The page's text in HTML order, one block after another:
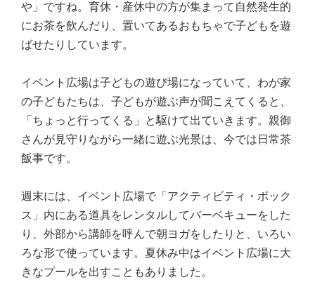
や」ですね。育休・産休中の方が集まって自然発生的
にお茶を飲んだり、置いてあるおもちゃで子どもを遊
ばせたりしています。
イベント広場は子どもの遊び場になっていて、わが家
の子どもたちは、子どもが遊ぶ声が聞こえてくると、
「ちょっと行ってくる」と駆けて出ていきます。親御
さんが見守りながら一緒に遊ぶ光景は、今では日常茶
飯事です。
週末には、イベント広場で「アクティビティ・ボック
ス」内にある道具をレンタルしてバーベキューをした
り、外部から講師を呼んで朝ヨガをしたりと、いろい
ろな形で使っています。夏休み中はイベント広場に大
きなプールを出すこともありました。